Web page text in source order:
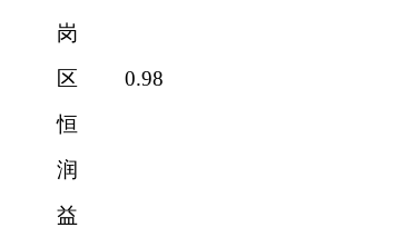
岗
区
恒
润
益
0.98